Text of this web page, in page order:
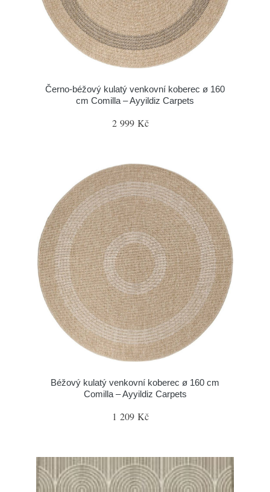
Černo-béžový kulatý venkovní koberec ø 160
cm Comilla – Ayyildiz Carpets
2 999 Kč
Béžový kulatý venkovní koberec ø 160 cm
Comilla – Ayyildiz Carpets
1 209 Kč